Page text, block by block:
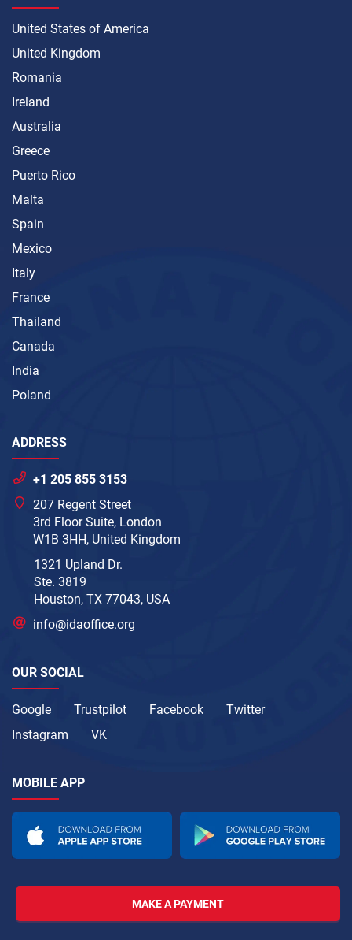
United States of America
United Kingdom
Romania
Ireland
Australia
Greece
Puerto Rico
Malta
Spain
Mexico
Italy
France
Thailand
Canada
India
Poland
ADDRESS
+1 205 855 3153
207 Regent Street
3rd Floor Suite, London
W1B 3HH, United Kingdom
1321 Upland Dr.
Ste. 3819
Houston, TX 77043, USA
info@idaoffice.org
OUR SOCIAL
Google Trustpilot Facebook
Twitter
Instagram
VK
MOBILE APP
MAKE A PAYMENT